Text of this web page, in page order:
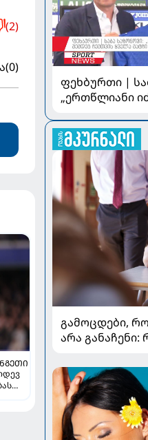
(2)
(0)
ფეხბურთი |
„ერთწლიანი
გამოცდები,
არა
მომავალი